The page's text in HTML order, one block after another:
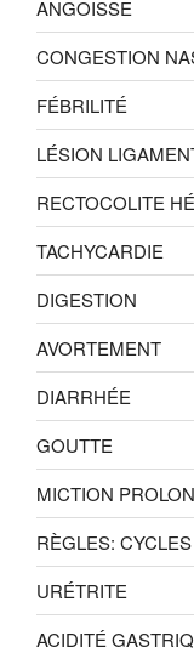
ANGOISSE
CONGESTION
FÉBRILITÉ
LÉSION
RECTOCOLITE
TACHYCARDIE
DIGESTION
AVORTEMENT
DIARRHÉE
GOUTTE
MICTION
RÈGLES:
URÉTRITE
ACIDITÉ